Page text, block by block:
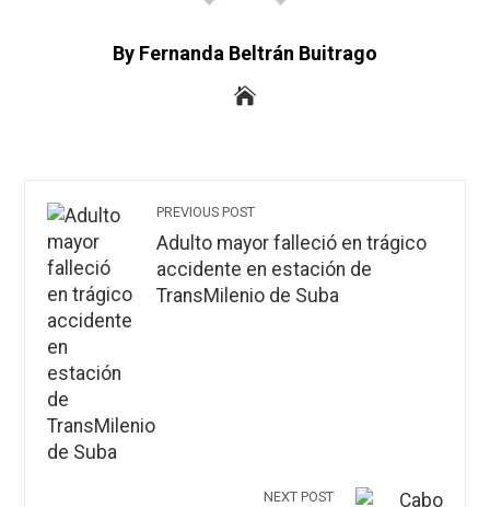
By Fernanda Beltrán Buitrago
PREVIOUS POST
Adulto mayor falleció en trágico
accidente en estación de
TransMilenio de Suba
NEXT POST